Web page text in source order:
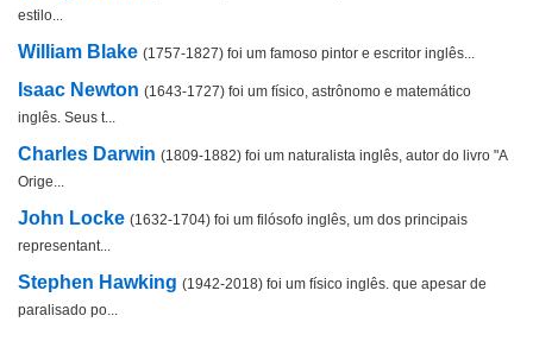
estilo...
William Blake (1757-1827) foi um famoso pintor e escritor inglês...
Isaac Newton (1643-1727) foi um físico, astrônomo e matemático
inglês. Seus t...
Charles Darwin (1809-1882) foi um naturalista inglês, autor do livro "A
Orige...
John Locke (1632-1704) foi um filósofo inglês, um dos principais
representant...
Stephen Hawking (1942-2018) foi um físico inglês. que apesar de
paralisado po...